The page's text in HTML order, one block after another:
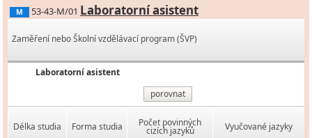
M 53-43-M/01 Laboratorní asistent
Zaměření nebo Školní vzdělávací program (ŠVP)
Laboratorní asistent
porovnat
Délka studia Forma studia Počet povinných
cizích jazyků Vyučované jazyky